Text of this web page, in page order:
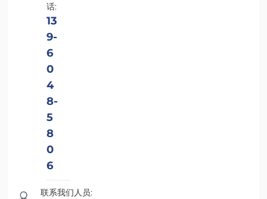
话:
13
9-
6
0
4
8-
5
8
0
6
联系我们人员: